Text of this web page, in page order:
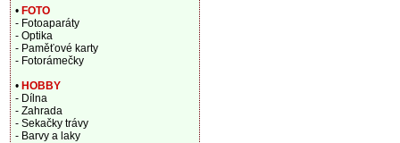
• FOTO
- Fotoaparáty
- Optika
- Paměťové karty
- Fotorámečky
• HOBBY
- Dílna
- Zahrada
- Sekačky trávy
- Barvy a laky